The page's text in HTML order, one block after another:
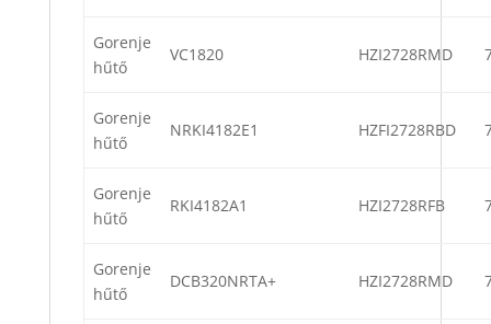
Gorenje
hűtő
VC1820 HZI2728RMD
Gorenje
hűtő
NRKI4182E1 HZFI2728RBD
Gorenje
hűtő
RKI4182A1 HZI2728RFB
Gorenje
hűtő
DCB320NRTA+ HZI2728RMD